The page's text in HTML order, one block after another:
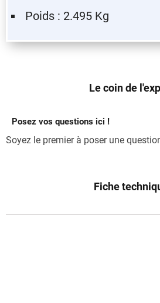
Poids : 2.495 Kg
Le coin de
Posez vos questions ici !
Soyez le premier à poser une
Fiche